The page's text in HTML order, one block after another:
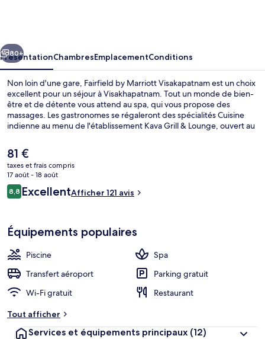
Suivant
80+
PrésentationChambresEmplacementConditions
Non loin d'une gare, Fairfield by Marriott Visakapatnam est un choix
excellent pour un séjour à Visakhapatnam. Tout un monde de bien-
être et de détente vous attend au spa, qui vous propose des
massages. Les gastronomes se régaleront des spécialités Cuisine
indienne au menu de l'établissement Kava Grill & Lounge, ouvert au
salon et une salle de fitness figurent également parmi les petits plus
offerts. Les autres voyageurs adorent le personnel attentionné.
Le
prix
actuel
est
de
81 €
taxes et frais compris
17 août - 18 août
Avis
voyageurs
8,88,8 sur 10
ExcellentAfficher 121 avis
Équipements populaires
Piscine
Spa
Transfert aéroport
Parking gratuit
Wi-Fi gratuit
Restaurant
Tout afficher
Services et équipements principaux (12)